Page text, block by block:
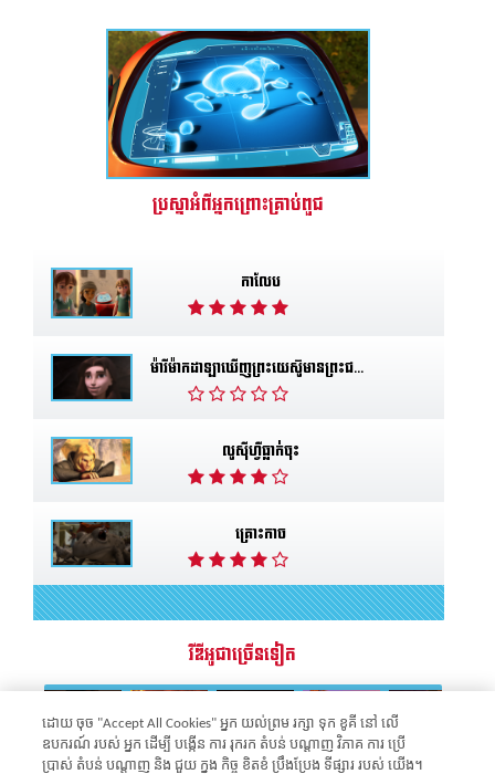
ប្រស្នាអំពីអ្នកព្រោះគ្រាប់ពួជ
កាលែប
ម៉ារីម៉ាកដាឡាឃើញព្រះយេស៊ូមានព្រះជន្មរស់
លូស៊ីហ្វឺធ្លាក់ចុះ
គ្រោះកាច
វីឌីអូជាច្រើនទៀត
Previous Next
ដោយ ចុច "Accept All Cookies" អ្នក យល់ព្រម រក្សា ទុក ខូគី នៅ លើ
ឧបករណ៍ របស់ អ្នក ដើម្បី បង្កើន ការ រុករក តំបន់ បណ្ដាញ វិភាគ ការ ប្រើ
ប្រាស់ តំបន់ បណ្ដាញ និង ជួយ ក្នុង កិច្ច ខិតខំ ប្រឹងប្រែង ទីផ្សារ របស់ យើង។